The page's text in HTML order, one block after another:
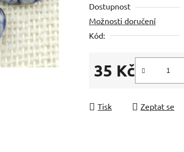
Dostupnost
Možnosti doručení
Kód:
35 Kč
Měrná cena:
Tisk Zeptat se